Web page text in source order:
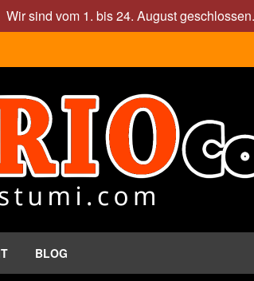
Wir sind vom 1. bis 24. August
BLOG